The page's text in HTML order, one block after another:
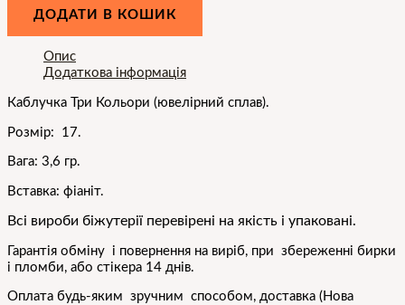
ДОДАТИ В КОШИК
Опис
Додаткова інформація
Каблучка Три Кольори (ювелірний сплав).
Розмір: 17.
Вага: 3,6 гр.
Вставка: фіаніт.
Всі вироби біжутерії перевірені на якість і упаковані.
Гарантія обміну і повернення на виріб, при збереженні бирки
і пломби, або стікера 14 днів.
Оплата будь-яким зручним способом, доставка (Нова